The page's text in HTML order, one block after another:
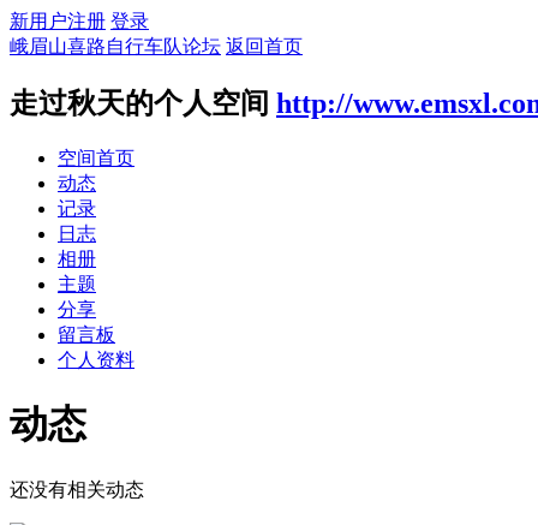
新用户注册 登录
峨眉山喜路自行车队论坛 返回首页
走过秋天的个人空间 http://
空间首页
动态
记录
日志
相册
主题
分享
留言板
个人资料
动态
还没有相关动态